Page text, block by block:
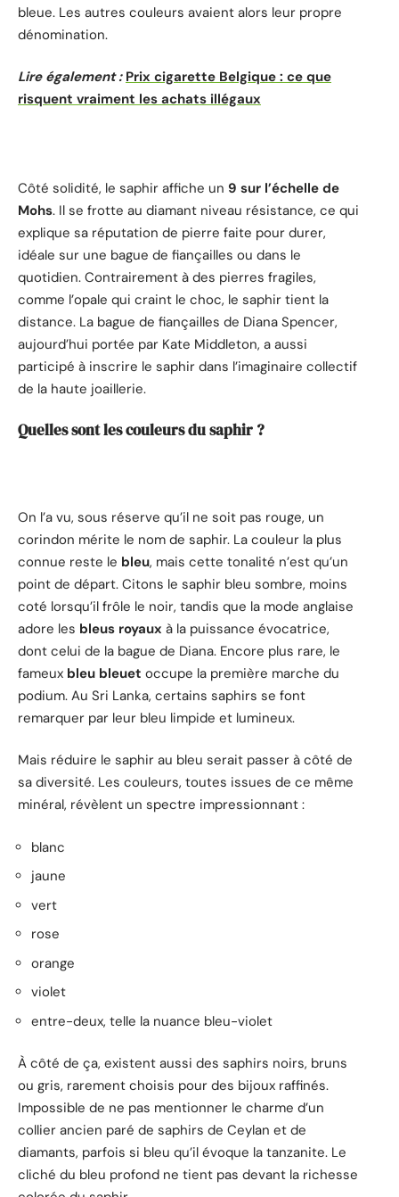
bleue. Les autres couleurs avaient alors leur propre
dénomination.
Lire également : Prix cigarette Belgique : ce que
risquent vraiment les achats illégaux
Côté solidité, le saphir affiche un 9 sur l’échelle de
Mohs. Il se frotte au diamant niveau résistance, ce qui
explique sa réputation de pierre faite pour durer,
idéale sur une bague de fiançailles ou dans le
quotidien. Contrairement à des pierres fragiles,
comme l’opale qui craint le choc, le saphir tient la
distance. La bague de fiançailles de Diana Spencer,
aujourd’hui portée par Kate Middleton, a aussi
participé à inscrire le saphir dans l’imaginaire collectif
de la haute joaillerie.
Quelles sont les couleurs du saphir ?
On l’a vu, sous réserve qu’il ne soit pas rouge, un
corindon mérite le nom de saphir. La couleur la plus
connue reste le bleu, mais cette tonalité n’est qu’un
point de départ. Citons le saphir bleu sombre, moins
coté lorsqu’il frôle le noir, tandis que la mode anglaise
adore les bleus royaux à la puissance évocatrice,
dont celui de la bague de Diana. Encore plus rare, le
fameux bleu bleuet occupe la première marche du
podium. Au Sri Lanka, certains saphirs se font
remarquer par leur bleu limpide et lumineux.
Mais réduire le saphir au bleu serait passer à côté de
sa diversité. Les couleurs, toutes issues de ce même
minéral, révèlent un spectre impressionnant :
blanc
jaune
vert
rose
orange
violet
entre-deux, telle la nuance bleu-violet
À côté de ça, existent aussi des saphirs noirs, bruns
ou gris, rarement choisis pour des bijoux raffinés.
Impossible de ne pas mentionner le charme d’un
collier ancien paré de saphirs de Ceylan et de
diamants, parfois si bleu qu’il évoque la tanzanite. Le
cliché du bleu profond ne tient pas devant la richesse